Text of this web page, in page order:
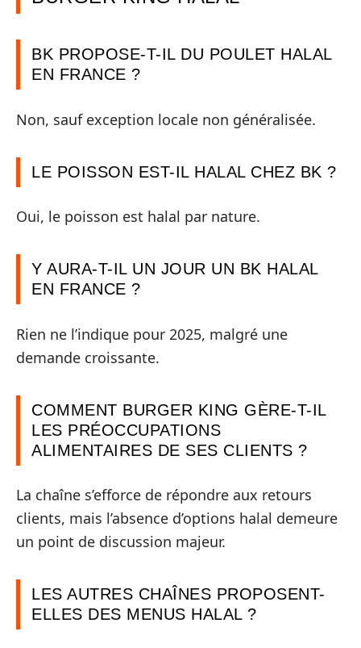
BK PROPOSE-T-IL DU POULET HALAL
EN FRANCE ?
Non, sauf exception locale non généralisée.
LE POISSON EST-IL HALAL CHEZ BK ?
Oui, le poisson est halal par nature.
Y AURA-T-IL UN JOUR UN BK HALAL
EN FRANCE ?
Rien ne l’indique pour 2025, malgré une
demande croissante.
COMMENT BURGER KING GÈRE-T-IL
LES PRÉOCCUPATIONS
ALIMENTAIRES DE SES CLIENTS ?
La chaîne s’efforce de répondre aux retours
clients, mais l’absence d’options halal demeure
un point de discussion majeur.
LES AUTRES CHAÎNES PROPOSENT-
ELLES DES MENUS HALAL ?